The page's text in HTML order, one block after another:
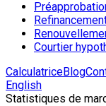
Courtier
CalculatriceBlog
English
Statistiques de